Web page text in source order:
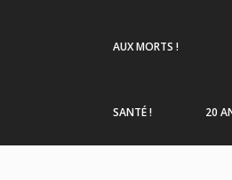
AUX MORTS !
SANTÉ ! 20